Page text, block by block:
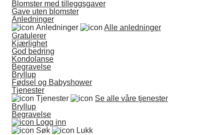
Blomster med tilleggsgaver
Gave uten blomster
Anledninger
Anledninger
Alle anledninger
Gratulerer
Kjærlighet
God bedring
Kondolanse
Begravelse
Bryllup
Fødsel og Babyshower
Tjenester
Tjenester
Se alle våre tjenester
Bryllup
Begravelse
Logg inn
Søk
Lukk